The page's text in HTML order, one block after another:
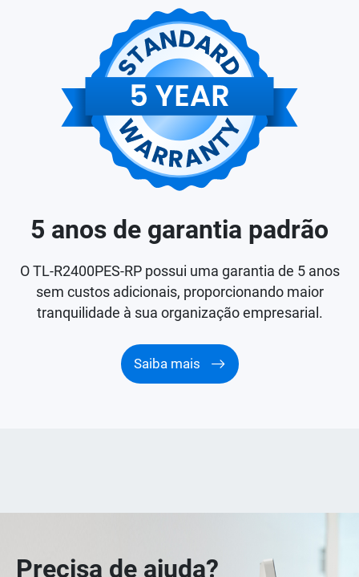
5 anos de garantia padrão
O TL-R2400PES-RP possui uma garantia de 5 anos
sem custos adicionais, proporcionando maior
tranquilidade à sua organização empresarial.
Saiba mais
Precisa de ajuda?